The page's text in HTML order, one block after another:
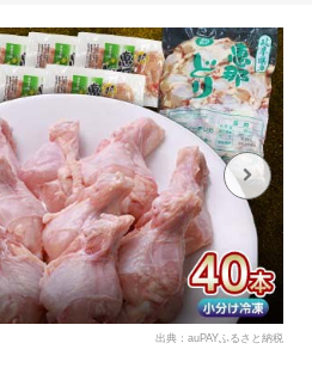
出典：auPAYふるさと納税